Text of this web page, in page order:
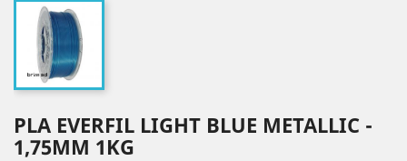
PLA EVERFIL LIGHT BLUE METALLIC -
1,75MM 1KG